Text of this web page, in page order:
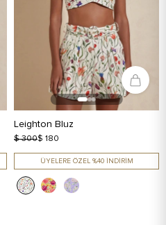
Leighton Bluz
$ 300$ 180
ÜYELERE ÖZEL %40 İNDİRİM